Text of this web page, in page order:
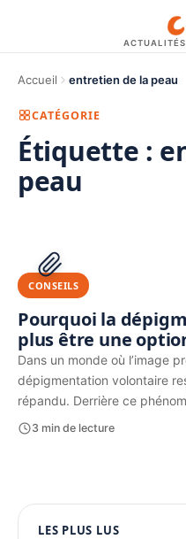
Accueil entretien de la peau
CATÉGORIE
Étiquette :
peau
PUBLICITÉ
CONSEILS
Pourquoi la
plus être une
Dans un monde où l’image
dépigmentation volontaire
répandu. Derrière ce
3 min de lecture
PUBLICITÉ
LES PLUS LUS